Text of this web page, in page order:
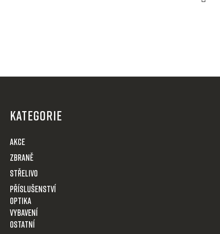
KATEGORIE
AKCE
Zbraně
Střelivo
Příslušenství
Optika
VYBAVENÍ
OSTATNÍ